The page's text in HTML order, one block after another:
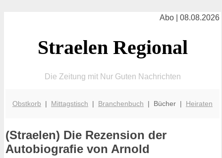
Abo | 08.08.2026
Straelen Regional
Die Zeitung mit Nur Guten Nachrichten
Obstkorb | Mittagstisch | Branchenbuch | Bücher | Heiraten
(Straelen) Die Rezension der
Autobiografie von Arnold